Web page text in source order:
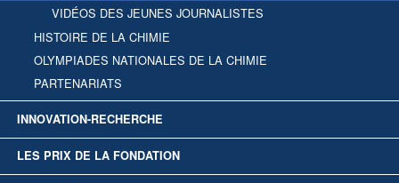
VIDÉOS DES JEUNES JOURNALISTES
HISTOIRE DE LA CHIMIE
OLYMPIADES NATIONALES DE LA CHIMIE
PARTENARIATS
INNOVATION-RECHERCHE
LES PRIX DE LA FONDATION